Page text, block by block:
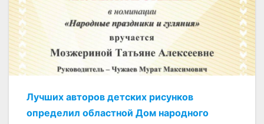
Лучших авторов детских рисунков
определил областной Дом народного